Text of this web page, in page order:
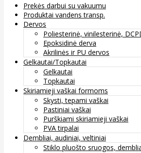
Prekės darbui su vakuumu
Produktai vandens transp.
Dervos
Poliesterinė, vinilesterinė,
Epoksidinė derva
Akrilinės ir PU dervos
Gelkautai/Topkautai
Gelkautai
Topkautai
Skiriamieji vaškai formoms
Skysti, tepami vaškai
Pastiniai vaškai
Purškiami skiriamieji vaškai
PVA tirpalai
Dembliai, audiniai, veltiniai
Stiklo pluošto sruogos,